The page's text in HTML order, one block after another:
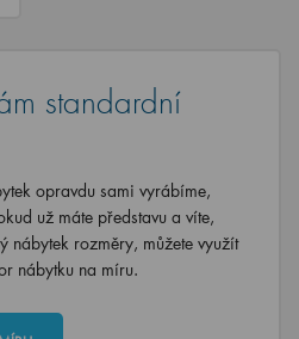
standardní
opravdu sami vyrábíme,
už máte představu a víte,
nábytek rozměry, můžete využít
nábytku na míru.